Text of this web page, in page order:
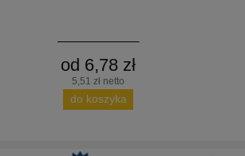
od 6,78 zł
5,51 zł netto
do koszyka